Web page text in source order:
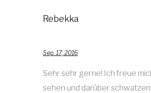
Rebekka
Sep. 17, 2016
Sehr sehr gerne! Ich freue
sehen und darüber schwatzen.